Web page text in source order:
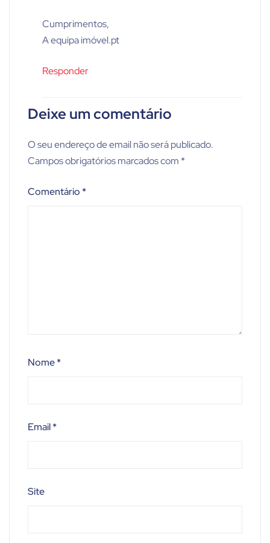
Cumprimentos,
A equipa imóvel.pt
Responder
Deixe um comentário
O seu endereço de email não será publicado.
Campos obrigatórios marcados com *
Comentário *
Nome*
Email*
Site